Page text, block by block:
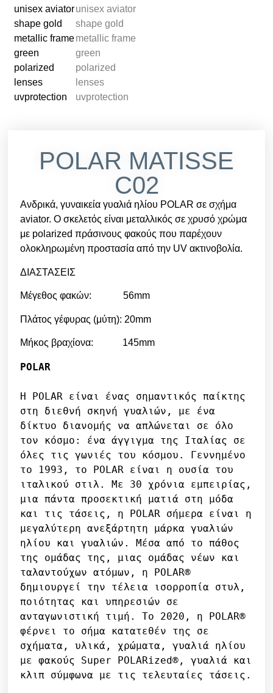
POLAR MATISSE
C02
Ανδρικά, γυναικεία γυαλιά ηλίου POLAR σε σχήμα
aviator. Ο σκελετός είναι μεταλλικός σε χρυσό χρώμα
με polarized πράσινους φακούς που παρέχουν
ολοκληρωμένη προστασία από την UV ακτινοβολία.
ΔΙΑΣΤΑΣΕΙΣ
Μέγεθος φακών: 56mm
Πλάτος γέφυρας (μύτη): 20mm
Μήκος βραχίονα: 145mm
POLAR
Η POLAR είναι ένας σημαντικός παίκτης
στη διεθνή σκηνή γυαλιών, με ένα
δίκτυο διανομής να απλώνεται σε όλο
τον κόσμο: ένα άγγιγμα της Ιταλίας σε
όλες τις γωνιές του κόσμου. Γεννημένο
το 1993, το POLAR είναι η ουσία του
ιταλικού στιλ. Με 30 χρόνια εμπειρίας,
μια πάντα προσεκτική ματιά στη μόδα
και τις τάσεις, η POLAR σήμερα είναι η
μεγαλύτερη ανεξάρτητη μάρκα γυαλιών
ηλίου και γυαλιών. Μέσα από το πάθος
της ομάδας της, μιας ομάδας νέων και
ταλαντούχων ατόμων, η POLAR®
δημιουργεί την τέλεια ισορροπία στυλ,
ποιότητας και υπηρεσιών σε
ανταγωνιστική τιμή. Το 2020, η POLAR®
φέρνει το σήμα κατατεθέν της σε
σχήματα, υλικά, χρώματα, γυαλιά ηλίου
με φακούς Super POLARized®, γυαλιά και
κλιπ σύμφωνα με τις τελευταίες τάσεις.